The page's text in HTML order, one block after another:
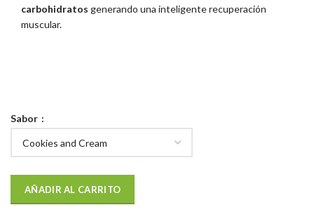
carbohidratos generando una inteligente recuperación
muscular.
Sabor
AÑADIR AL CARRITO